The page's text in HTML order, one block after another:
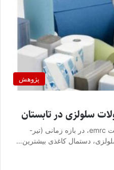
پژوهش
سلولزی در تابستان
طبق نتایج به‌دست آمده توسط شرکت emrc، در بازه زمانی (تیر-